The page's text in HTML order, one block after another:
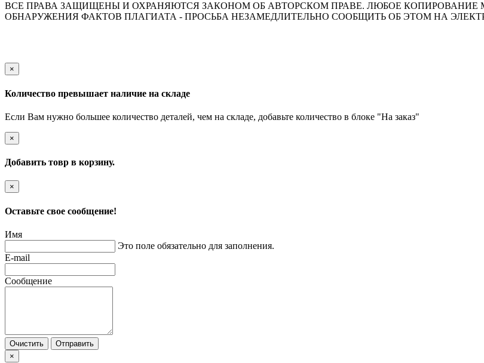
ВСЕ ПРАВА ЗАЩИЩЕНЫ И ОХРАНЯЮТСЯ ЗАКОНОМ ОБ АВТОРСКОМ ПРАВЕ. ЛЮБОЕ КОПИРОВАНИЕ
ОБНАРУЖЕНИЯ ФАКТОВ ПЛАГИАТА - ПРОСЬБА НЕЗАМЕДЛИТЕЛЬНО СООБЩИТЬ ОБ ЭТОМ НА
×
Количество превышает наличие на складе
Если Вам нужно большее количество деталей, чем на складе, добавьте количество в блоке "На заказ"
×
Добавить товр в корзину.
×
Оставьте свое сообщение!
Имя
Это поле обязательно для заполнения.
E-mail
Сообщение
Очистить
Отправить
×